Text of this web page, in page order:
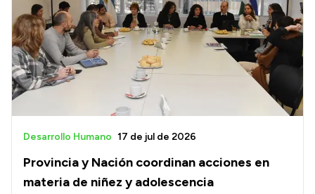
Provincia y Nación coordinan acciones en
materia de niñez y adolescencia
Desarrollo Humano 17 de jul de 2026